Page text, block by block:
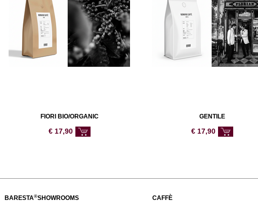
FIORI BIO/ORGANIC
€ 17,90
GENTILE
€17,90
BARESTA®SHOWROOMS CAFFÈ